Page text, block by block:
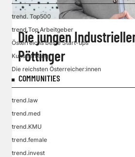
Die jungen
Pöttinger
trend. Top500
trend.Top Arbeitgeber
Österreichs beste Start-ups
Kunstranking
Die reichsten Österreicher:innen
COMMUNITIES
trend.law
trend.med
trend.KMU
trend.female
trend.invest